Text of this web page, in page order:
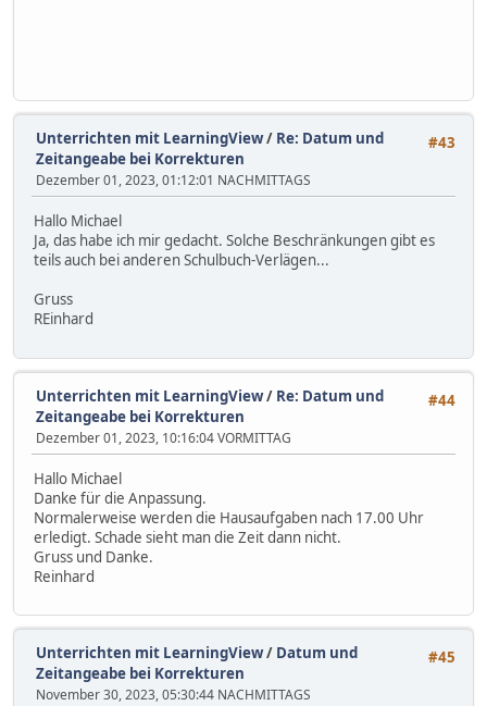
#43
Unterrichten mit LearningView/ Re: Datum und
Zeitangeabe bei Korrekturen
Dezember 01, 2023, 01:12:01 NACHMITTAGS
Hallo Michael
Ja, das habe ich mir gedacht. Solche Beschränkungen gibt es
teils auch bei anderen Schulbuch-Verlägen...
Gruss
REinhard
#44
Unterrichten mit LearningView/ Re: Datum und
Zeitangeabe bei Korrekturen
Dezember 01, 2023, 10:16:04 VORMITTAG
Hallo Michael
Danke für die Anpassung.
Normalerweise werden die Hausaufgaben nach 17.00 Uhr
erledigt. Schade sieht man die Zeit dann nicht.
Gruss und Danke.
Reinhard
#45
Unterrichten mit LearningView/ Datum und
Zeitangeabe bei Korrekturen
November 30, 2023, 05:30:44 NACHMITTAGS